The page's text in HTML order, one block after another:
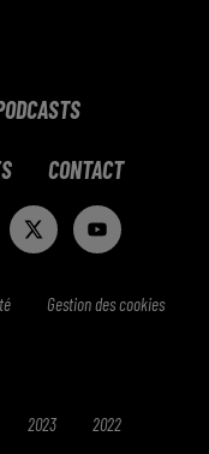
CONTACT
Gestion des cookies
2023 2022